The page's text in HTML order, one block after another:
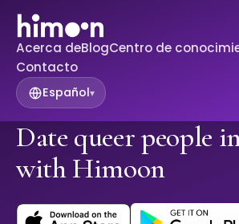
Acerca deBlogCentro de
Contacto
Español▾
Date queer people
with Himoon